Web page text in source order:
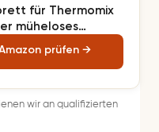
für Thermomix
müheloses
aus Acryl -
prüfen →
wir an qualifizierten